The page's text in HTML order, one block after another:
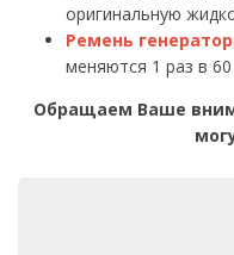
оригинальную
Ремень
меняются 1 раз в
Обращаем Ваше